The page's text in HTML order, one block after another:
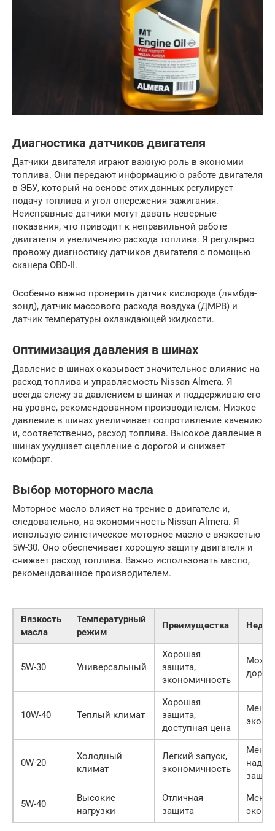
Диагностика датчиков двигателя
Датчики двигателя играют важную роль в экономии
топлива. Они передают информацию о работе двигателя
в ЭБУ, который на основе этих данных регулирует
подачу топлива и угол опережения зажигания.
Неисправные датчики могут давать неверные
показания, что приводит к неправильной работе
двигателя и увеличению расхода топлива. Я регулярно
провожу диагностику датчиков двигателя с помощью
сканера OBD-II.
Особенно важно проверить датчик кислорода (лямбда-
зонд), датчик массового расхода воздуха (ДМРВ) и
датчик температуры охлаждающей жидкости.
Оптимизация давления в шинах
Давление в шинах оказывает значительное влияние на
расход топлива и управляемость Nissan Almera. Я
всегда слежу за давлением в шинах и поддерживаю его
на уровне, рекомендованном производителем. Низкое
давление в шинах увеличивает сопротивление качению
и, соответственно, расход топлива. Высокое давление в
шинах ухудшает сцепление с дорогой и снижает
комфорт.
Выбор моторного масла
Моторное масло влияет на трение в двигателе и,
следовательно, на экономичность Nissan Almera. Я
использую синтетическое моторное масло с вязкостью
5W-30. Оно обеспечивает хорошую защиту двигателя и
снижает расход топлива. Важно использовать масло,
рекомендованное производителем.
Вязкость
масла
Температурный
режим
Преимущества
5W-30 Универсальный
Хорошая
защита,
экономичность
10W-40 Теплый климат
Хорошая
защита,
доступная цена
Менее
0W-20
Холодный
климат
Легкий запуск,
экономичность
Менее
5W-40
Высокие
нагрузки
Отличная
защита
Менее